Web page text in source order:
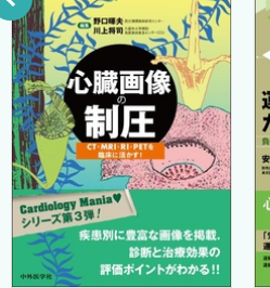
5 心原性ショックの患者に対する
6 心臓血管外科術後の栄養管理
第5章 AHAステージ別に考える心
1 心不全のステージ分類とは？ ス
樹）
2 ステージA，B；ステージの進行
太郎）
3 ステージC，D；再入院を防ぐ